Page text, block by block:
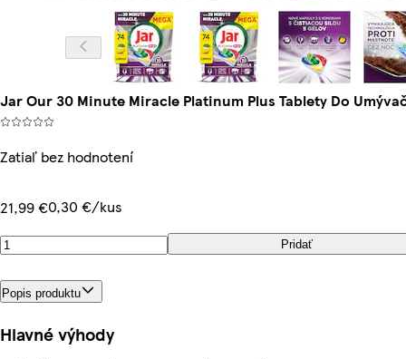
Jar Our 30 Minute Miracle Platinum Plus Tablety Do
Zatiaľ bez hodnotení
21,99 €0,30 €/kus
Pridať
Popis produktu
Hlavné výhody